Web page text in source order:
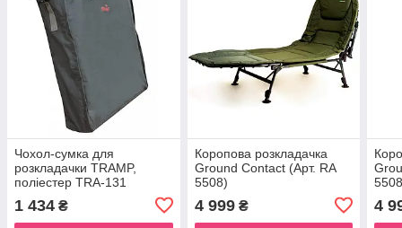
Чохол-сумка для
розкладачки TRAMP,
поліестер TRA-131
1 434 ₴
Коропова розкладачка
Ground Contact (Арт. RA
5508)
4 999₴ 4